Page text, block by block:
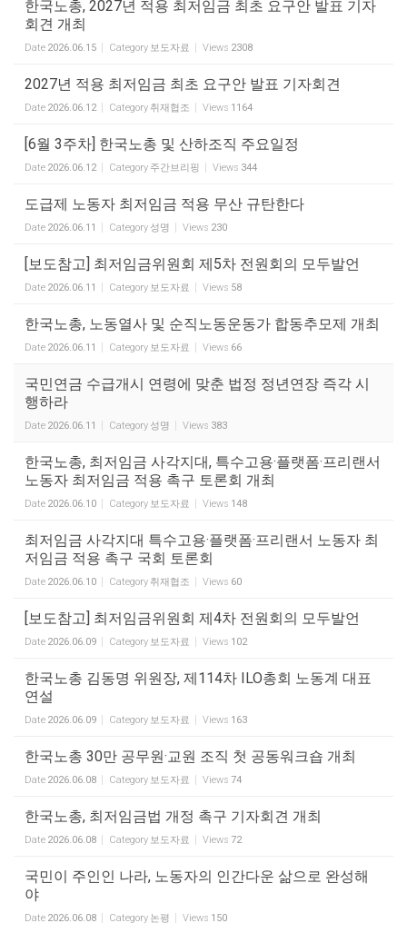
한국노총, 2027년 적용 최저임금 최초 요구안 발표 기자
회견 개최
Date 2026.06.15 Category 보도자료 Views 2308
2027년 적용 최저임금 최초 요구안 발표 기자회견
Date 2026.06.12 Category 취재협조 Views 1164
[6월 3주차] 한국노총 및 산하조직 주요일정
Date 2026.06.12 Category 주간브리핑 Views 344
도급제 노동자 최저임금 적용 무산 규탄한다
Date 2026.06.11 Category 성명 Views 230
[보도참고] 최저임금위원회 제5차 전원회의 모두발언
Date 2026.06.11 Category 보도자료 Views 58
한국노총, 노동열사 및 순직노동운동가 합동추모제 개최
Date 2026.06.11 Category 보도자료 Views 66
국민연금 수급개시 연령에 맞춘 법정 정년연장 즉각 시
행하라
Date 2026.06.11 Category 성명 Views 383
한국노총, 최저임금 사각지대, 특수고용·플랫폼·프리랜서
노동자 최저임금 적용 촉구 토론회 개최
Date 2026.06.10 Category 보도자료 Views 148
최저임금 사각지대 특수고용·플랫폼·프리랜서 노동자 최
저임금 적용 촉구 국회 토론회
Date 2026.06.10 Category 취재협조 Views 60
[보도참고] 최저임금위원회 제4차 전원회의 모두발언
Date 2026.06.09 Category 보도자료 Views 102
한국노총 김동명 위원장, 제114차 ILO총회 노동계 대표
연설
Date 2026.06.09 Category 보도자료 Views 163
한국노총 30만 공무원·교원 조직 첫 공동워크숍 개최
Date 2026.06.08 Category 보도자료 Views 74
한국노총, 최저임금법 개정 촉구 기자회견 개최
Date 2026.06.08 Category 보도자료 Views 72
국민이 주인인 나라, 노동자의 인간다운 삶으로 완성해
야
Date 2026.06.08 Category 논평 Views 150